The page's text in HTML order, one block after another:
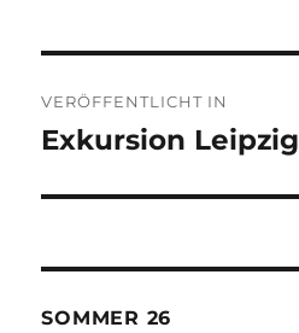
VERÖFFENTLICHT IN
Exkursion Leipzig
SOMMER 26